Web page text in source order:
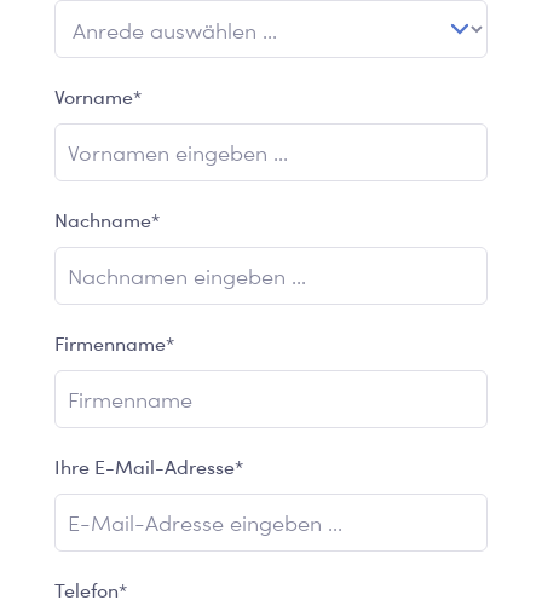
Vorname*
Nachname*
Firmenname*
Ihre E-Mail-Adresse*
Telefon*